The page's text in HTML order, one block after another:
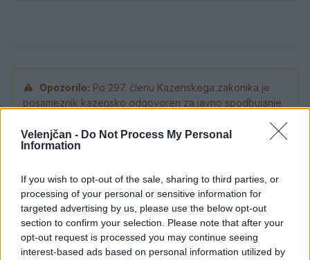
Velenjčan - Do Not Process My Personal
Information
If you wish to opt-out of the sale, sharing to third parties, or
processing of your personal or sensitive information for
targeted advertising by us, please use the below opt-out
section to confirm your selection. Please note that after your
opt-out request is processed you may continue seeing
interest-based ads based on personal information utilized by
Opozorilo: Po 297. členu Kazenskega zakonika je
posameznik kazensko odgovoren za javno spodbujanje
rasističnimi, diskriminatornimi ali nezakonitimi vsebinami
bodo odstranjeni.
Failed to fetch
Prihajajoči dogodki
AVG Pesem kita grbavca